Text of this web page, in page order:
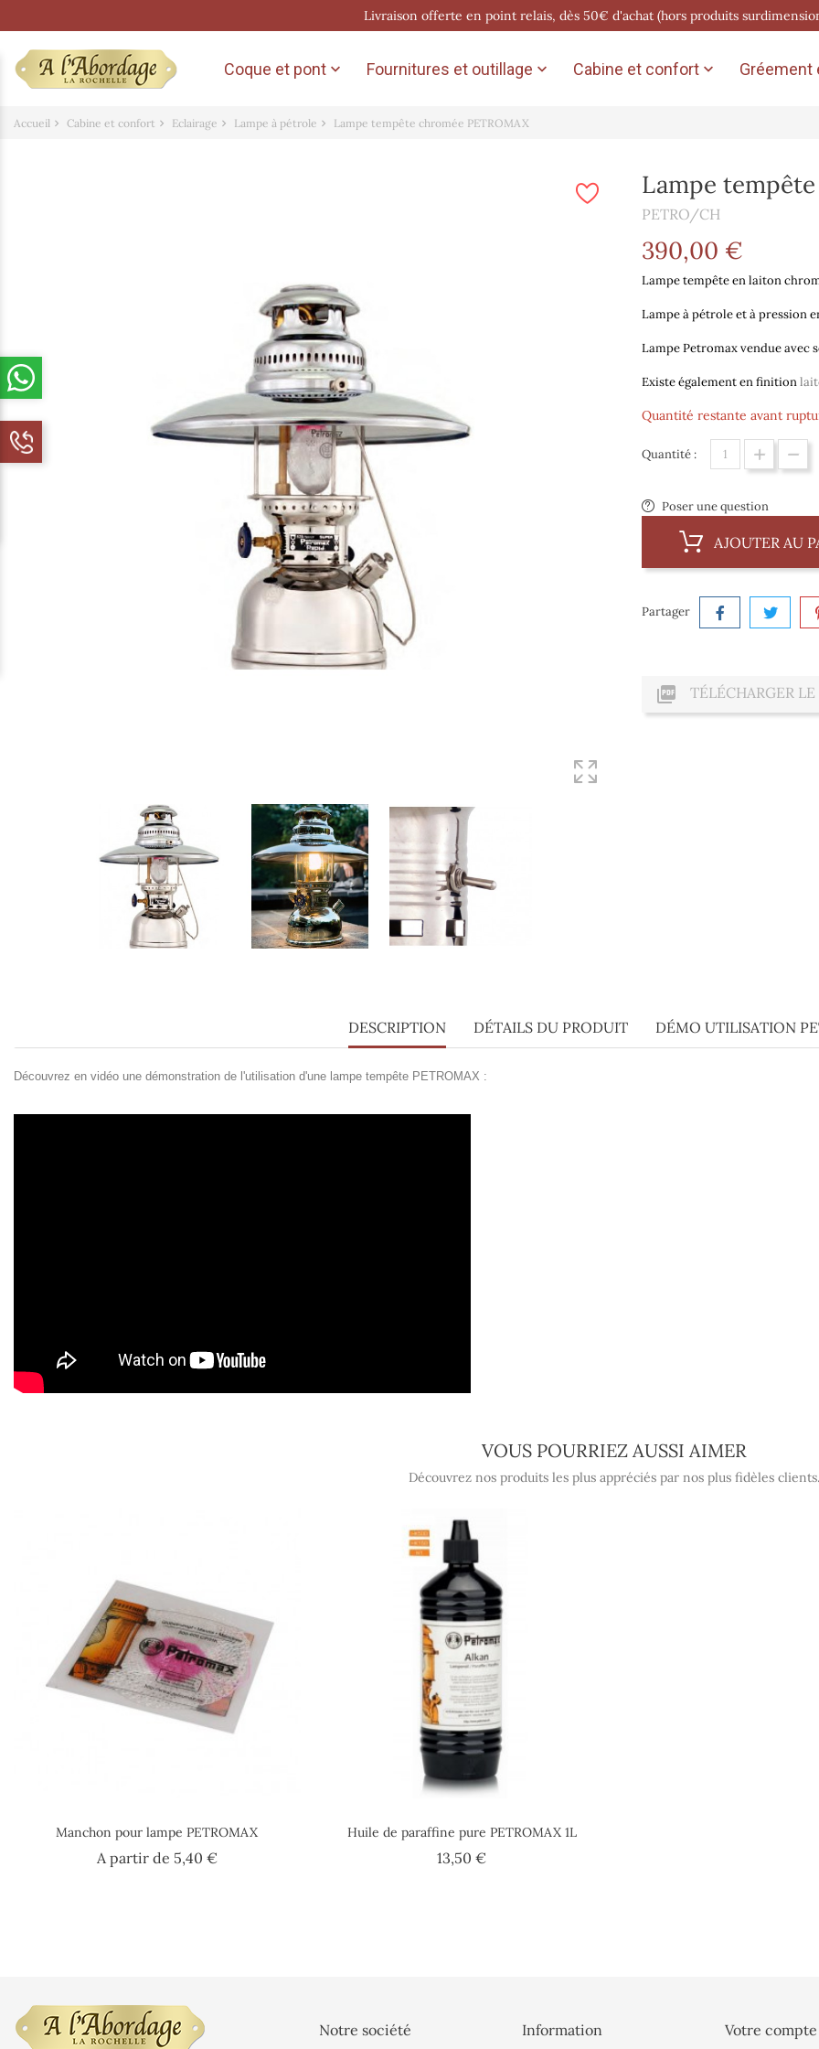
Livraison offerte en point relais, dès 50€ d'achat (hors produits
Coque et pont  Fournitures et outillage  Cabine et confort  Gréement
Accueil Cabine et confort Eclairage Lampe à pétrole Lampe tempête chromée PETROMAX
Lampe
PETRO/CH
390,00 €
Lampe tempête en laiton
Lampe à pétrole et à pression
Lampe Petromax vendue avec
Existe également en finition
Quantité restante avant
Quantité :
Poser une question
AJOUTER AU
Partager
 TÉLÉCHARGER
DESCRIPTION DÉTAILS DU PRODUIT DÉMO UTILISATION
Découvrez en vidéo une démonstration de l'utilisation d'une lampe tempête PETROMAX :
VOUS POURRIEZ AUSSI AIMER
Découvrez nos produits les plus appréciés par nos plus fidèles clients.
Manchon pour lampe PETROMAX
A partir de 5,40 €Prix
Huile de paraffine pure PETROMAX 1L
13,50 €Prix
Notre société Information Votre compte